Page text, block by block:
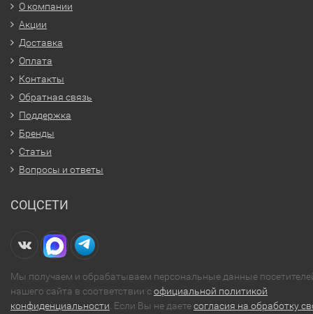
О компании
Акции
Доставка
Оплата
Контакты
Обратная связь
Поддержка
Бренды
Статьи
Вопросы и ответы
СОЦСЕТИ
Мы получаем и обрабатываем персональные данные
нашего сайта в соответствии софициальной политикой
конфиденциальности . Если Вы не даетесогласия на обработку